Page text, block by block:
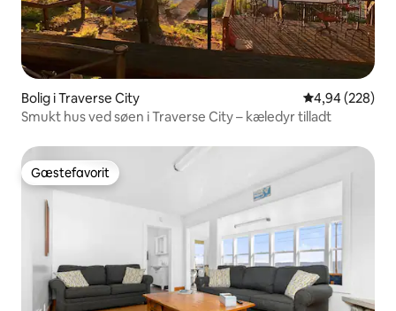
Bolig i Traverse City 4,94 ud af 5 i
4,94 (228)
Smukt hus ved søen i Traverse City – kæledyr tilladt
Gæstefavorit
Gæstefavorit